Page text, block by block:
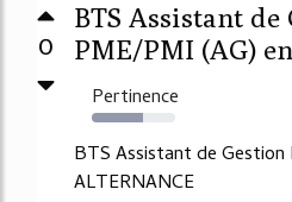
0
BTS Assistant de
PME/PMI (AG)
Pertinence
61%
BTS Assistant de Gestion
ALTERNANCE